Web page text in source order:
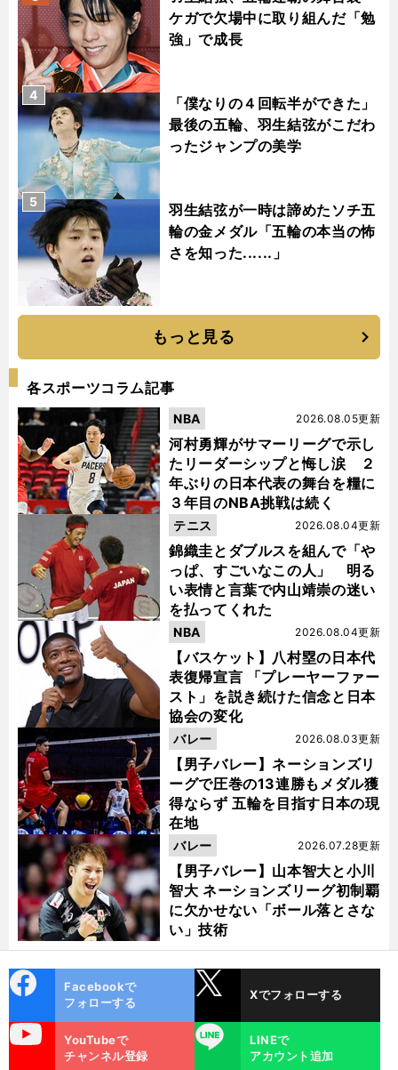
ケガで欠場中に取り組んだ「勉
強」で成長
「僕なりの４回転半ができた」
最後の五輪、羽生結弦がこだわ
ったジャンプの美学
4
羽生結弦が一時は諦めたソチ五
輪の金メダル「五輪の本当の怖
さを知った......」
5
もっと見る
各スポーツコラム記事
河村勇輝がサマーリーグで示し
たリーダーシップと悔し涙 ２
年ぶりの日本代表の舞台を糧に
３年目のNBA挑戦は続く
2026.08.05更新
NBA
錦織圭とダブルスを組んで「や
っぱ、すごいなこの人」 明る
い表情と言葉で内山靖崇の迷い
を払ってくれた
2026.08.04更新
テニス
【バスケット】八村塁の日本代
表復帰宣言 「プレーヤーファー
スト」を説き続けた信念と日本
協会の変化
2026.08.04更新
NBA
【男子バレー】ネーションズリ
ーグで圧巻の13連勝もメダル獲
得ならず 五輪を目指す日本の現
在地
2026.08.03更新
バレー
【男子バレー】山本智大と小川
智大 ネーションズリーグ初制覇
に欠かせない「ボール落とさな
い」技術
2026.07.28更新
バレー
ok
Facebookで
フォローする
Xでフォローする
YouTubeで
チャンネル登録
LINE
LINEで
アカウント追加